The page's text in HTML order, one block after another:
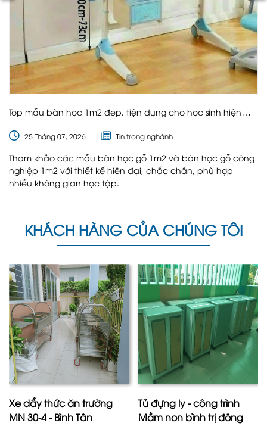
Top mẫu bàn học 1m2 đẹp, tiện dụng cho học sinh hiện
25 Tháng 07, 2026 Tin trong nghành
Tham khảo các mẫu bàn học gỗ 1m2 và bàn học gỗ công
nghiệp 1m2 với thiết kế hiện đại, chắc chắn, phù hợp
nhiều không gian học tập.
KHÁCH HÀNG CỦA CHÚNG TÔI
Xe dẩy thức ăn trường
MN 30-4 - Bình Tân
Tủ đựng ly - công trình
Mầm non bình trị đông